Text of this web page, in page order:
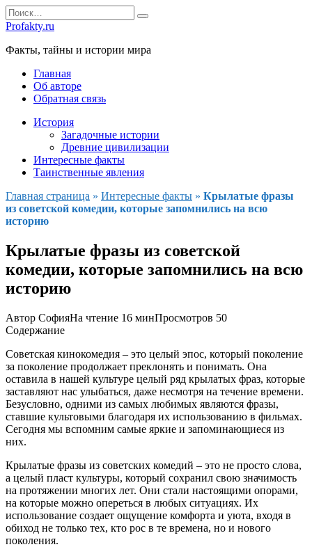
Перейти
к
содержанию
Search
for:
Profakty.ru
Факты, тайны и истории мира
Главная
Об авторе
Обратная связь
История
Загадочные истории
Древние цивилизации
Интересные факты
Таинственные явления
Главная страница » Интересные факты » Крылатые фразы
из советской комедии, которые запомнились на всю
историю
Крылатые фразы из советской
комедии, которые запомнились на всю
историю
Автор СофияНа чтение 16 минПросмотров 50
Содержание
Советская кинокомедия – это целый эпос, который поколение
за поколение продолжает преклонять и понимать. Она
оставила в нашей культуре целый ряд крылатых фраз, которые
заставляют нас улыбаться, даже несмотря на течение времени.
Безусловно, одними из самых любимых являются фразы,
ставшие культовыми благодаря их использованию в фильмах.
Сегодня мы вспомним самые яркие и запоминающиеся из
них.
Крылатые фразы из советских комедий – это не просто слова,
а целый пласт культуры, который сохранил свою значимость
на протяжении многих лет. Они стали настоящими опорами,
на которые можно опереться в любых ситуациях. Их
использование создает ощущение комфорта и уюта, входя в
обиход не только тех, кто рос в те времена, но и нового
поколения.